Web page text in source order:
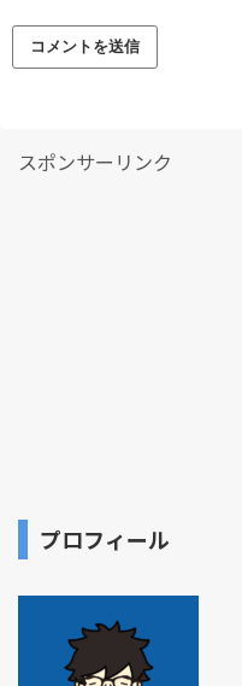
スポンサーリンク
プロフィール